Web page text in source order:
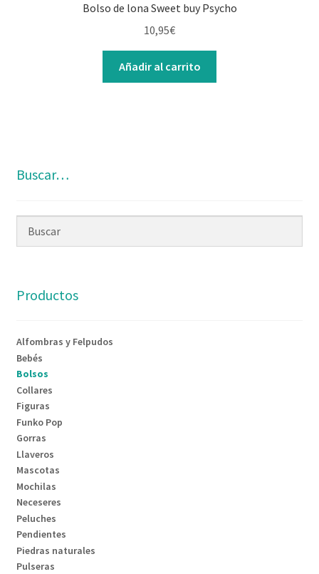
Bolso de lona Sweet buy Psycho
10,95€
Añadir al carrito
Buscar…
Productos
Alfombras y Felpudos
Bebés
Bolsos
Collares
Figuras
Funko Pop
Gorras
Llaveros
Mascotas
Mochilas
Neceseres
Peluches
Pendientes
Piedras naturales
Pulseras